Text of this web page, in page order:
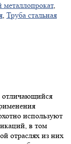
,
, Труба стальная
отличающийся
используют
в том
отраслях из них